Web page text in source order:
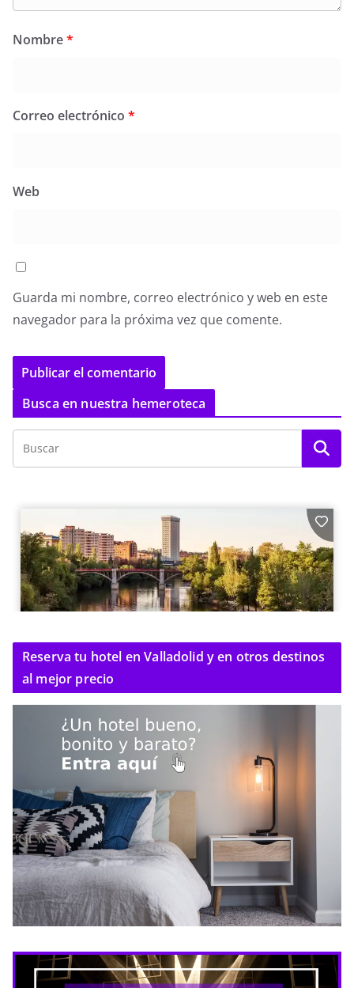
Nombre*
Correo electrónico *
Web
Guarda mi nombre, correo electrónico y web en este
navegador para la próxima vez que comente.
Busca en nuestra hemeroteca
Reserva tu hotel en Valladolid y en otros destinos
al mejor precio